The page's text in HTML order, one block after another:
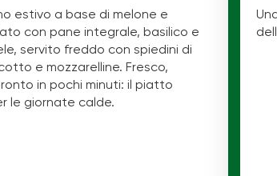
estivo a base di melone e
con pane integrale, basilico e
servito freddo con spiedini di
e mozzarelline. Fresco,
in pochi minuti: il piatto
le giornate calde.